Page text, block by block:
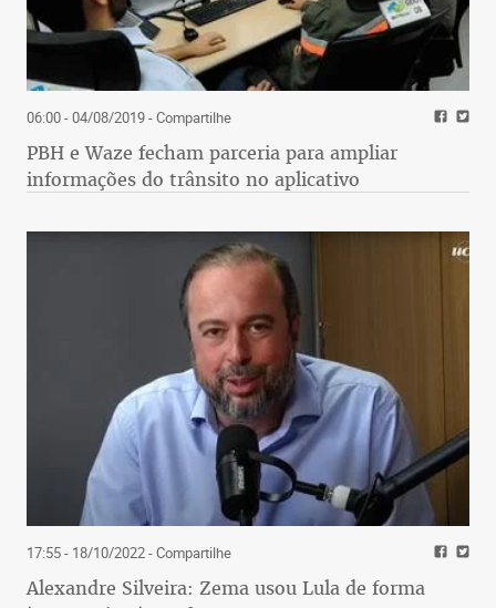
06:00 - 04/08/2019- Compartilhe
PBH e Waze fecham parceria para ampliar
informações do trânsito no aplicativo
17:55 - 18/10/2022- Compartilhe
Alexandre Silveira: Zema usou Lula de forma